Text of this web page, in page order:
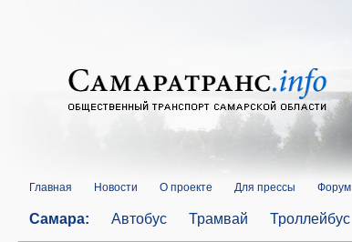
Главная Новости О проекте Для прессы Форум
Самара: Автобус Трамвай Троллейбус